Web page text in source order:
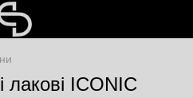
лакові ICONIC